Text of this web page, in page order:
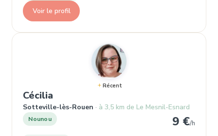
Voir le profil
Récent
Cécilia
Sotteville-lès-Rouen à 3,5 km de Le Mesnil-Esnard
Nounou 9 €/h